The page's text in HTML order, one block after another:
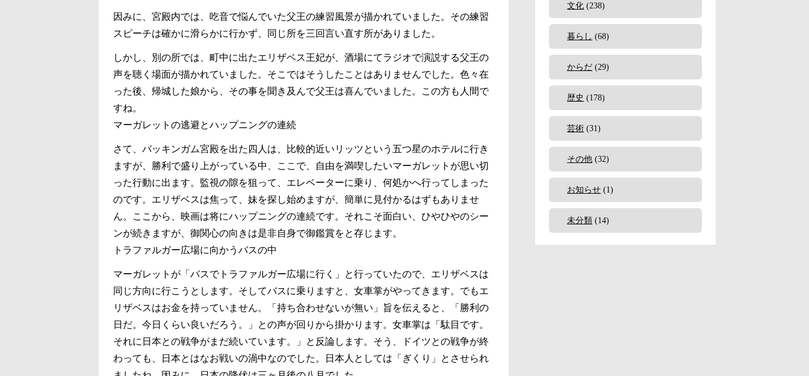
因みに、宮殿内では、吃音で悩んでいた父王の練習風景が描かれていました。その練習
スピーチは確かに滑らかに行かず、同じ所を三回言い直す所がありました。
しかし、別の所では、町中に出たエリザベス王妃が、酒場にてラジオで演説する父王の
声を聴く場面が描かれていました。そこではそうしたことはありませんでした。色々在
った後、帰城した娘から、その事を聞き及んで父王は喜んでいました。この方も人間で
すね。
マーガレットの逃避とハップニングの連続
さて、バッキンガム宮殿を出た四人は、比較的近いリッツという五つ星のホテルに行き
ますが、勝利で盛り上がっている中、ここで、自由を満喫したいマーガレットが思い切
った行動に出ます。監視の隙を狙って、エレベーターに乗り、何処かへ行ってしまった
のです。エリザベスは焦って、妹を探し始めますが、簡単に見付かるはずもありませ
ん。ここから、映画は将にハップニングの連続です。それこそ面白い、ひやひやのシー
ンが続きますが、御関心の向きは是非自身で御鑑賞をと存じます。
トラファルガー広場に向かうバスの中
マーガレットが「バスでトラファルガー広場に行く」と行っていたので、エリザベスは
同じ方向に行こうとします。そしてバスに乗りますと、女車掌がやってきます。でもエ
リザベスはお金を持っていません。「持ち合わせないが無い」旨を伝えると、「勝利の
日だ。今日くらい良いだろう。」との声が回りから掛かります。女車掌は「駄目です。
それに日本との戦争がまだ続いています。」と反論します。そう、ドイツとの戦争が終
わっても、日本とはなお戦いの渦中なのでした。日本人としては「ぎくり」とさせられ
文化 (238)
暮らし (68)
からだ (29)
歴史 (178)
芸術 (31)
その他 (32)
お知らせ (1)
未分類 (14)